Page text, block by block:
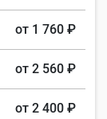
от 1 760 ₽
от 2 560 ₽
от 2 400 ₽